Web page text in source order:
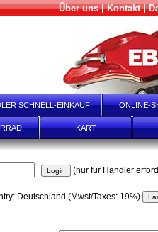
Über uns|Kontakt|
SCHNELL-EINKAUF ONLINE-
KART
(nur für Händler
Deutschland (Mwst/Taxes: 19%)